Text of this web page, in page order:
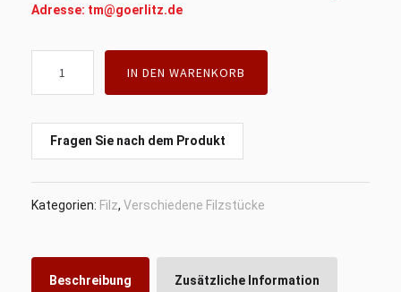
Adresse: tm@goerlitz.de
Filzreibebrett,
weiß,
Wolle,
300mm
300mm,
Preis:
Euro/kg
Menge
IN DEN WARENKORB
Fragen Sie nach dem Produkt
Kategorien: Filz, Verschiedene Filzstücke
Beschreibung Zusätzliche Information